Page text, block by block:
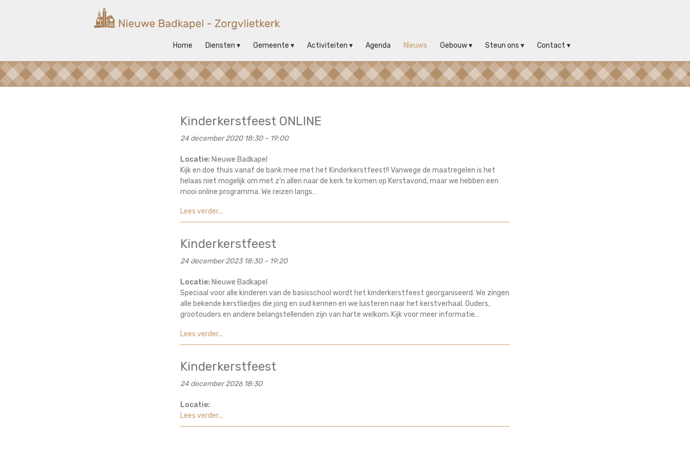
Nieuwe
op
Scheveningen
Home Diensten Gemeente Activiteiten Agenda Nieuws Gebouw Steun ons Contact
Kinderkerstfeest ONLINE
24 december 2020 18:30– 19:00
Locatie: Nieuwe Badkapel
Kijk en doe thuis vanaf de bank mee met het Kinderkerstfeest!! Vanwege de maatregelen is het
helaas niet mogelijk om met z’n allen naar de kerk te komen op Kerstavond, maar we hebben een
mooi online programma. We reizen langs…
Lees verder...
Kinderkerstfeest
24 december 2023 18:30– 19:20
Locatie: Nieuwe Badkapel
Speciaal voor alle kinderen van de basisschool wordt het kinderkerstfeest georganiseerd. We zingen
alle bekende kerstliedjes die jong en oud kennen en we luisteren naar het kerstverhaal. Ouders,
grootouders en andere belangstellenden zijn van harte welkom. Kijk voor meer informatie…
Lees verder...
Kinderkerstfeest
24 december 2026 18:30
Locatie:
Lees verder...